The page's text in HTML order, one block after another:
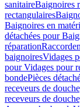
sanitaireBaignoires
rectangulaires
Baignoires en
détachées pour
réparation
baignoiresVidages
pour Vidages pour
bondePièces
receveurs de
receveurs de